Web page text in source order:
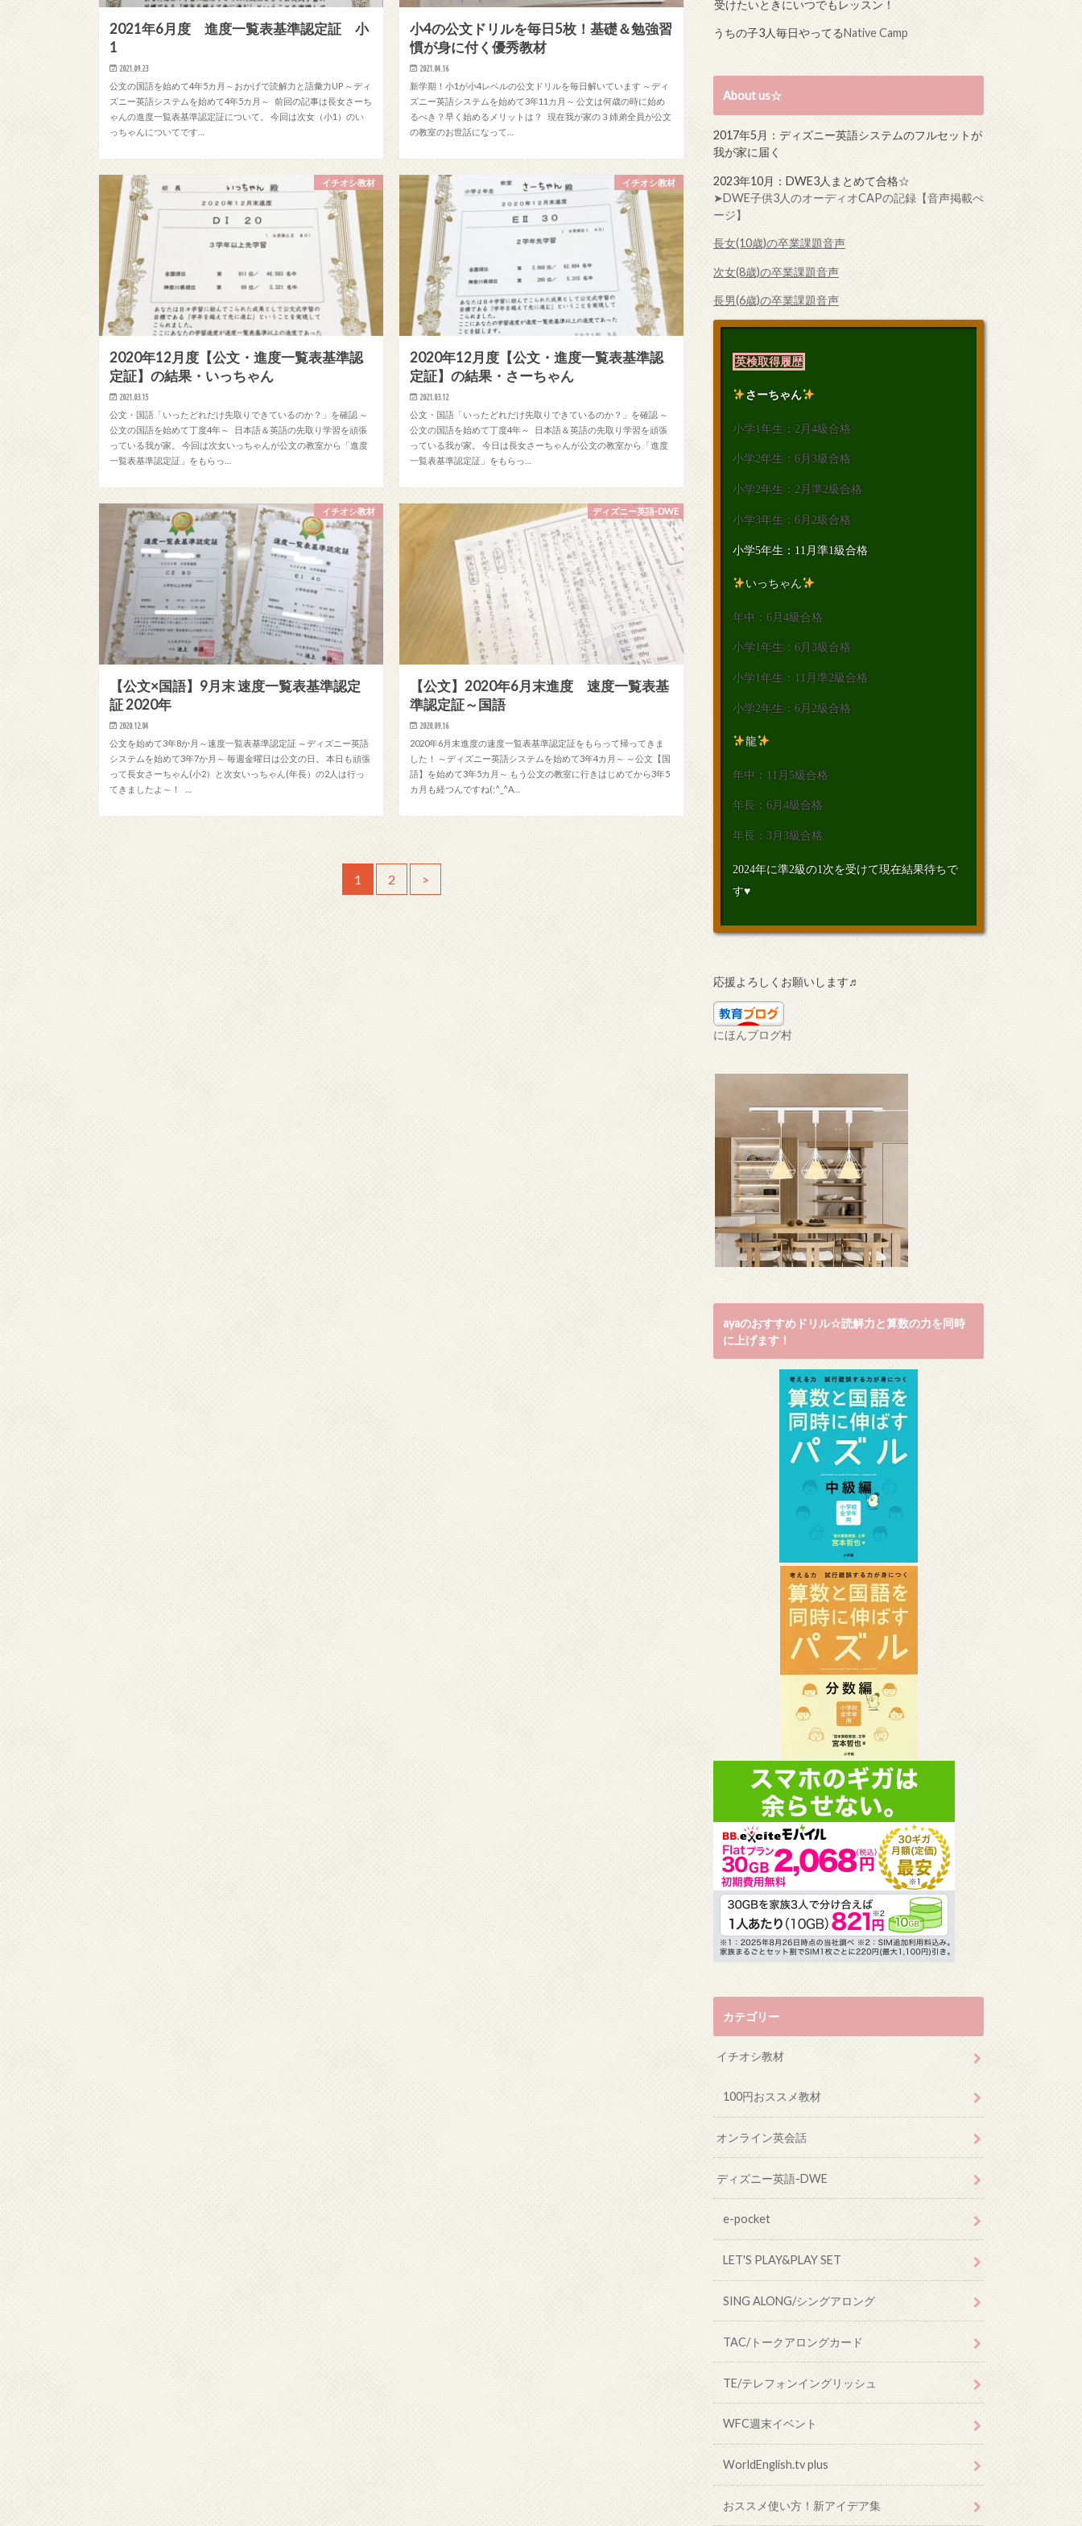
2021年6月度 進度一覧表基準認定証 小
1
2021.09.23
公文の国語を始めて4年5カ月～おかげで読解力と語彙力UP ～ディ
ズニー英語システムを始めて4年5カ月～ 前回の記事は長女さーち
ゃんの進度一覧表基準認定証について。 今回は次女（小1）のい
っちゃんについてです…
小4の公文ドリルを毎日5枚！基礎＆勉強習
慣が身に付く優秀教材
2021.04.16
新学期！小1が小4レベルの公文ドリルを毎日解いています ～ディ
ズニー英語システムを始めて3年11カ月～ 公文は何歳の時に始め
るべき？早く始めるメリットは？ 現在我が家の３姉弟全員が公文
の教室のお世話になって…
イチオシ教材
2020年12月度【公文・進度一覧表基準認
定証】の結果・いっちゃん
2021.03.15
公文・国語「いったどれだけ先取りできているのか？」を確認 ～
公文の国語を始めて丁度4年～ 日本語＆英語の先取り学習を頑張
っている我が家。 今回は次女いっちゃんが公文の教室から「進度
一覧表基準認定証」をもらっ…
イチオシ教材
2020年12月度【公文・進度一覧表基準認
定証】の結果・さーちゃん
2021.03.12
公文・国語「いったどれだけ先取りできているのか？」を確認 ～
公文の国語を始めて丁度4年～ 日本語＆英語の先取り学習を頑張
っている我が家。 今日は長女さーちゃんが公文の教室から「進度
一覧表基準認定証」をもらっ…
イチオシ教材
【公文×国語】9月末 速度一覧表基準認定
証 2020年
2020.12.04
公文を始めて3年8か月～速度一覧表基準認定証 ～ディズニー英語
システムを始めて3年7か月～ 毎週金曜日は公文の日。 本日も頑張
って長女さーちゃん(小2）と次女いっちゃん(年長）の2人は行っ
てきましたよ～！ …
ディズニー英語-DWE
【公文】2020年6月末進度 速度一覧表基
準認定証～国語
2020.09.16
2020年6月末進度の速度一覧表基準認定証をもらって帰ってきま
した！ ～ディズニー英語システムを始めて3年4カ月～ ～公文【国
語】を始めて3年5カ月～ もう公文の教室に行きはじめてから3年5
カ月も経つんですね(;^_^A…
1 2 >
受けたいときにいつでもレッスン！
うちの子3人毎日やってるNative Camp
About us☆
2017年5月：ディズニー英語システムのフルセットが
我が家に届く
2023年10月：DWE3人まとめて合格☆
➤DWE子供3人のオーディオCAPの記録【音声掲載ぺ
ージ】
長女(10歳)の卒業課題音声
次女(8歳)の卒業課題音声
長男(6歳)の卒業課題音声
英検取得履歴
さーちゃん
小学1年生：2月4級合格
小学2年生：6月3級合格
小学2年生：2月準2級合格
小学3年生：6月2級合格
小学5年生：11月準1級合格
いっちゃん
年中：6月4級合格
小学1年生：6月3級合格
小学1年生：11月準2級合格
小学2年生：6月2級合格
龍
年中：11月5級合格
年長：6月4級合格
年長：3月3級合格
2024年に準2級の1次を受けて現在結果待ちで
す♥
応援よろしくお願いします♬
にほんブログ村
ayaのおすすめドリル☆読解力と算数の力を同時
に上げます！
カテゴリー
イチオシ教材
100円おススメ教材
オンライン英会話
ディズニー英語-DWE
e-pocket
LET'S PLAY&PLAY SET
SING ALONG/シングアロング
TAC/トークアロングカード
TE/テレフォンイングリッシュ
WFC週末イベント
WorldEnglish.tv plus
おススメ使い方！新アイデア集